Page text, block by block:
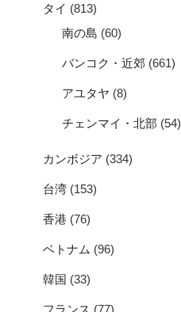
タイ (813)
南の島 (60)
バンコク・近郊 (661)
アユタヤ (8)
チェンマイ・北部 (54)
カンボジア (334)
台湾 (153)
香港 (76)
ベトナム (96)
韓国 (33)
フランス (77)